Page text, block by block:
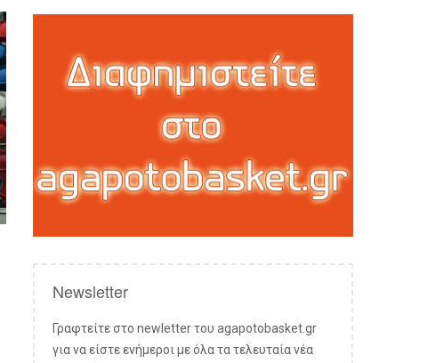
Newsletter
Γραφτείτε στο newletter του agapotobasket.gr
για να είστε ενήμεροι με όλα τα τελευταία νέα